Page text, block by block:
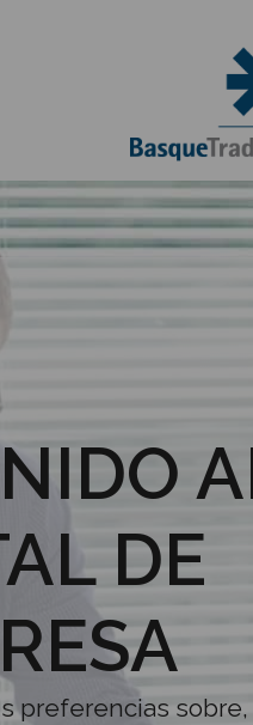
DE
preferencias